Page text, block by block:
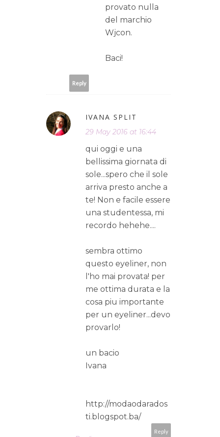
provato nulla
del marchio
Wjcon.
Baci!
Reply
IVANA SPLIT
29 May 2016 at 16:44
qui oggi e una
bellissima giornata di
sole...spero che il sole
arriva presto anche a
te! Non e facile essere
una studentessa, mi
recordo hehehe....
sembra ottimo
questo eyeliner, non
l'ho mai provata! per
me ottima durata e la
cosa piu importante
per un eyeliner...devo
provarlo!
un bacio
Ivana
http://modaodarados
ti.blogspot.ba/
Reply